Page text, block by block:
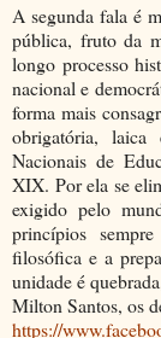
A segunda fala é
pública, fruto da
longo processo
nacional e
forma mais
obrigatória, laica
Nacionais de
XIX. Por ela se
exigido pelo
princípios
filosófica e a
unidade é
Milton Santos, os
https://